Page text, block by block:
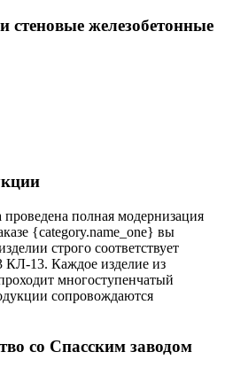
стеновые железобетонные
полная модернизация
{category.name_one} вы
строго соответствует
13. Каждое изделие из
многоступенчатый
сопровождаются
со Cпасским заводом